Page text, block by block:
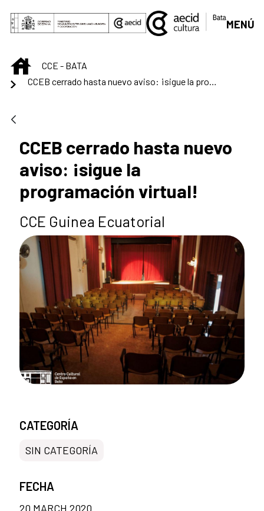
Skip to Main Content
MENÚ
INICIOCCE - BATA
CCEB cerrado hasta nuevo aviso: ¡sigue la programación virtual!
CCEB cerrado hasta nuevo
aviso: ¡sigue la
programación virtual!
CCE Guinea Ecuatorial
CATEGORÍA
SIN CATEGORÍA
FECHA
20 MARCH 2020